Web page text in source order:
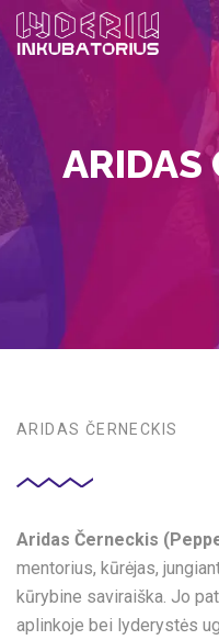
ARIDAS
ARIDAS ČERNECKIS
Aridas Černeckis
mentorius, kūrėjas,
kūrybine saviraiška. Jo
aplinkoje bei lyderystės